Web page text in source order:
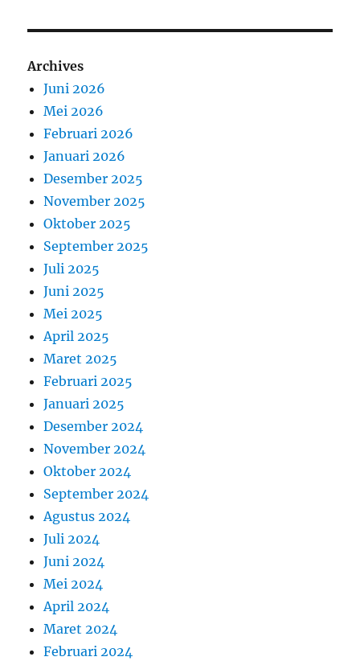
Archives
Juni 2026
Mei 2026
Februari 2026
Januari 2026
Desember 2025
November 2025
Oktober 2025
September 2025
Juli 2025
Juni 2025
Mei 2025
April 2025
Maret 2025
Februari 2025
Januari 2025
Desember 2024
November 2024
Oktober 2024
September 2024
Agustus 2024
Juli 2024
Juni 2024
Mei 2024
April 2024
Maret 2024
Februari 2024